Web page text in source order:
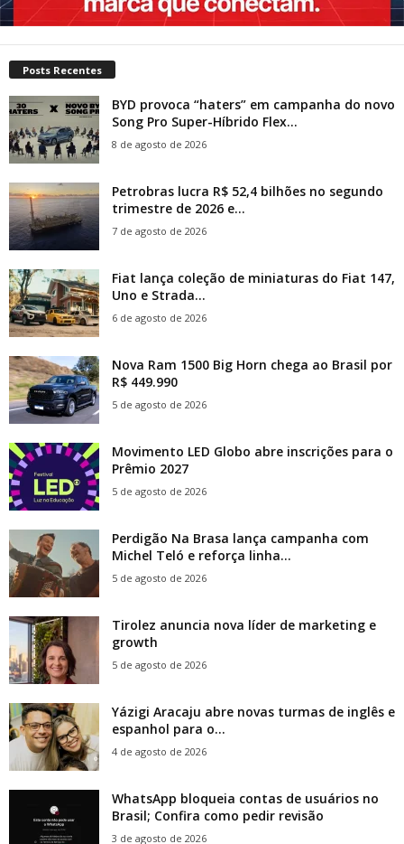
Posts Recentes
BYD provoca “haters” em campanha do novo
Song Pro Super-Híbrido Flex...
8 de agosto de 2026
Petrobras lucra R$ 52,4 bilhões no segundo
trimestre de 2026 e...
7 de agosto de 2026
Fiat lança coleção de miniaturas do Fiat 147,
Uno e Strada...
6 de agosto de 2026
Nova Ram 1500 Big Horn chega ao Brasil por
R$ 449.990
5 de agosto de 2026
Movimento LED Globo abre inscrições para o
Prêmio 2027
5 de agosto de 2026
Perdigão Na Brasa lança campanha com
Michel Teló e reforça linha...
5 de agosto de 2026
Tirolez anuncia nova líder de marketing e
growth
5 de agosto de 2026
Yázigi Aracaju abre novas turmas de inglês e
espanhol para o...
4 de agosto de 2026
WhatsApp bloqueia contas de usuários no
Brasil; Confira como pedir revisão
3 de agosto de 2026